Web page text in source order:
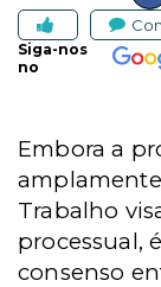
Siga-nos
no
Embora a
Trabalho
processual,
consenso